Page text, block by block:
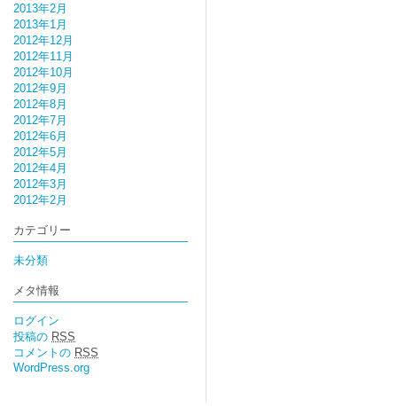
2013年2月
2013年1月
2012年12月
2012年11月
2012年10月
2012年9月
2012年8月
2012年7月
2012年6月
2012年5月
2012年4月
2012年3月
2012年2月
カテゴリー
未分類
メタ情報
ログイン
投稿の RSS
コメントの RSS
WordPress.org